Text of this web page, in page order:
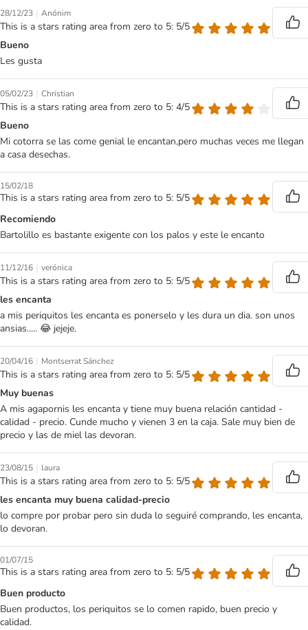
28/12/23 | Anónim
This is a stars rating area from zero to 5: 5/5
Bueno
Les gusta
05/02/23 | Christian
This is a stars rating area from zero to 5: 4/5
Bueno
Mi cotorra se las come genial le encantan,pero muchas veces me llegan
a casa desechas.
15/02/18
This is a stars rating area from zero to 5: 5/5
Recomiendo
Bartolillo es bastante exigente con los palos y este le encanto
11/12/16 | verónica
This is a stars rating area from zero to 5: 5/5
les encanta
a mis periquitos les encanta es ponerselo y les dura un dia. son unos
ansias..... 😂 jejeje.
20/04/16 | Montserrat Sánchez
This is a stars rating area from zero to 5: 5/5
Muy buenas
A mis agapornis les encanta y tiene muy buena relación cantidad -
calidad - precio. Cunde mucho y vienen 3 en la caja. Sale muy bien de
precio y las de miel las devoran.
23/08/15 | laura
This is a stars rating area from zero to 5: 5/5
les encanta muy buena calidad-precio
lo compre por probar pero sin duda lo seguiré comprando, les encanta,
lo devoran.
01/07/15
This is a stars rating area from zero to 5: 5/5
Buen producto
Buen productos, los periquitos se lo comen rapido, buen precio y
calidad.